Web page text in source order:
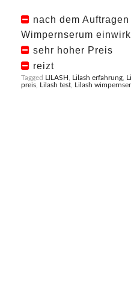
nach dem
Wimpernserum
sehr hoher Preis
reizt
Tagged LILASH Lilash erfahrung
preis Lilash test Lilash